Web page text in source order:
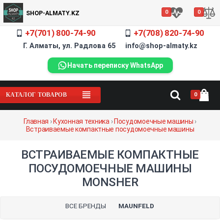
SHOP-ALMATY.KZ 0 0
+7(701) 800-74-90 +7(708) 820-74-90
Г. Алматы, ул. Радлова 65 info@shop-almaty.kz
Начать переписку WhatsApp
КАТАЛОГ ТОВАРОВ 0
Главная ›Кухонная техника ›Посудомоечные машины ›
Встраиваемые компактные посудомоечные машины
ВСТРАИВАЕМЫЕ КОМПАКТНЫЕ
ПОСУДОМОЕЧНЫЕ МАШИНЫ
MONSHER
ВСЕ БРЕНДЫ MAUNFELD